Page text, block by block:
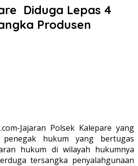
Diduga Lepas 4
Produsen
Jajaran Polsek Kalepare yang
hukum yang bertugas
hukum di wilayah hukumnya
tersangka penyalahgunaan